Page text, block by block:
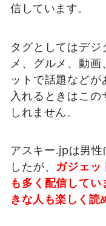
信しています。
タグとしてはデ
メ、グルメ、動
ットで話題など
入れるときはこ
しれません。
アスキー.jpは男性
したが、 ガジェッ
も多く配信して
きな人も楽しく読